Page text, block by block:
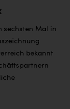
sechsten Mal in
bekannt